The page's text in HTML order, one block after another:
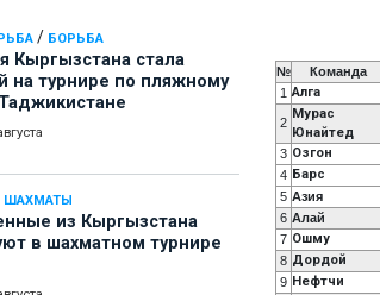
/ БОРЬБА
Кыргызстана стала
на турнире по пляжному
ШАХМАТЫ
из Кыргызстана
в шахматном турнире
№ Команда
1 Алга
2
Мурас
Юнайтед
3 Озгон
4 Барс
5 Азия
6 Алай
7 Ошму
8 Дордой
9 Нефтчи